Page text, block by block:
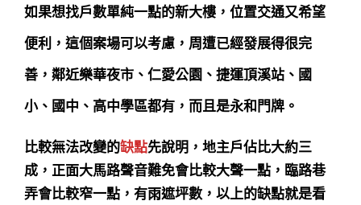
如果想找戶數單純一點的新大樓，位置交通又希望
便利，這個案場可以考慮，周遭已經發展得很完
善，鄰近樂華夜市、仁愛公園、捷運頂溪站、國
小、國中、高中學區都有，而且是永和門牌。
比較無法改變的缺點先說明，地主戶佔比大約三
成，正面大馬路聲音難免會比較大聲一點，臨路巷
弄會比較窄一點，有雨遮坪數，以上的缺點就是看